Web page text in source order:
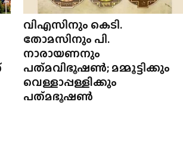
വിഎസിനും കെടി.
തോമസിനും പി.
നാരായണനും
പത്‌മവിഭൂഷൺ; മമ്മൂട്ടിക്കും
വെള്ളാപ്പള്ളിക്കും
പത്‌മഭൂഷൺ